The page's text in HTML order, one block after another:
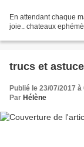
En attendant chaque
joie.. chateaux
trucs et
Publié le 23/07/2017 à
Par Hélène